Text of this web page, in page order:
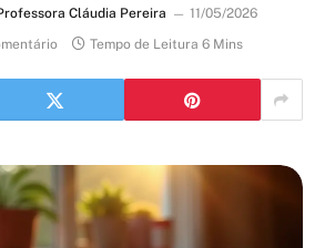
Cláudia Pereira
11/05/2026
Tempo de Leitura 6 Mins